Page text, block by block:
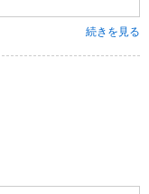
続きを見る